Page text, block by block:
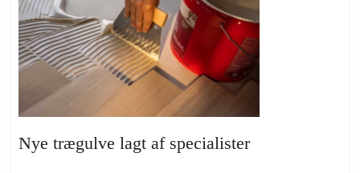
Nye trægulve lagt af specialisterNye